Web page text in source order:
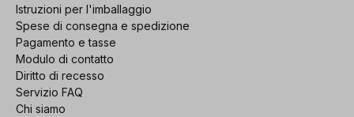
Istruzioni per l'imballaggio
Spese di consegna e spedizione
Pagamento e tasse
Modulo di contatto
Diritto di recesso
Servizio FAQ
Chi siamo